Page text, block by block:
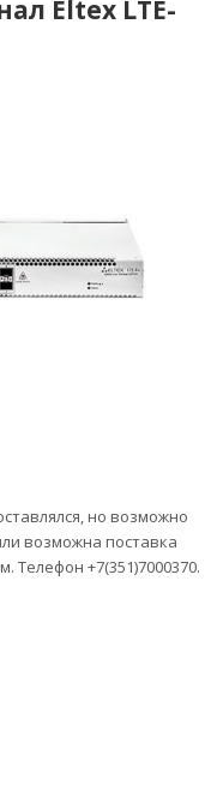
Eltex LTE-
но возможно
возможна поставка
+7(351)7000370.